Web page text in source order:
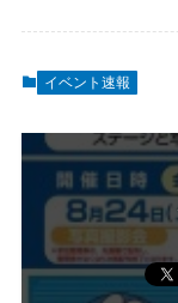
イベント速報